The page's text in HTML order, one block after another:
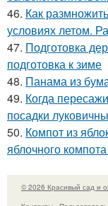
46. Как
условиях летом.
47. Подготовка
подготовка к зиме
48. Панама из
49. Когда
посадки
50. Компот из
яблочного
© 2026 Красивый сад и